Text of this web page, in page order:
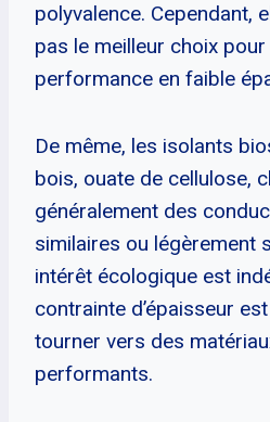
polyvalence. Cependant,
pas le meilleur choix
performance en faible
De même, les isolants
bois, ouate de cellulose,
généralement des
similaires ou légèrement
intérêt écologique est
contrainte d’épaisseur
tourner vers des
performants.